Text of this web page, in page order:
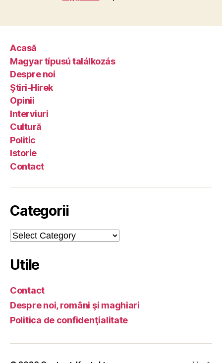
Acasă
Magyar típusú találkozás
Despre noi
Ştiri-Hirek
Opinii
Interviuri
Cultură
Politic
Istorie
Contact
Categorii
Categorii
Utile
Contact
Despre noi, români şi maghiari
Politica de confidenţialitate